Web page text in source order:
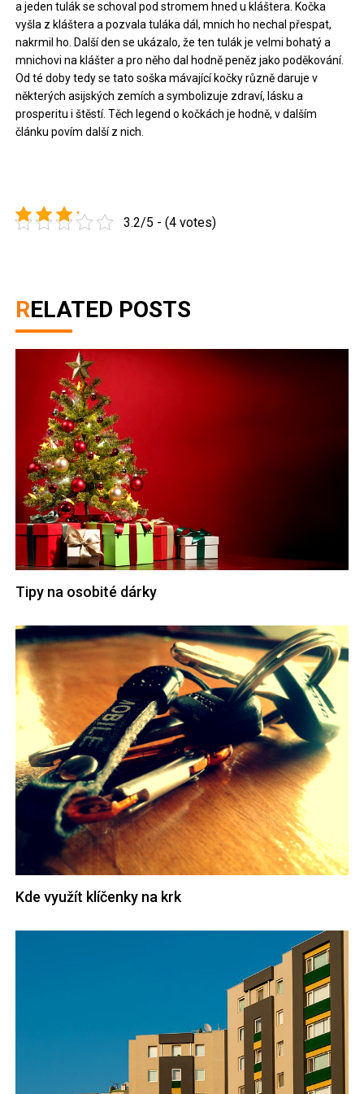
a jeden tulák se schoval pod stromem hned u kláštera. Kočka
vyšla z kláštera a pozvala tuláka dál, mnich ho nechal přespat,
nakrmil ho. Další den se ukázalo, že ten tulák je velmi bohatý a
mnichovi na klášter a pro něho dal hodně peněz jako poděkování.
Od té doby tedy se tato soška mávající kočky různě daruje v
některých asijských zemích a symbolizuje zdraví, lásku a
prosperitu i štěstí. Těch legend o kočkách je hodně, v dalším
článku povím další z nich.
3.2/5 - (4 votes)
RELATED POSTS
Tipy na osobité dárky
Kde využít klíčenky na krk